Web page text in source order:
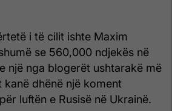
i të cilit ishte Maxim
se 560,000 ndjekës në
një nga blogerët ushtarakë më
dhënë një koment
luftën e Rusisë në Ukrainë.